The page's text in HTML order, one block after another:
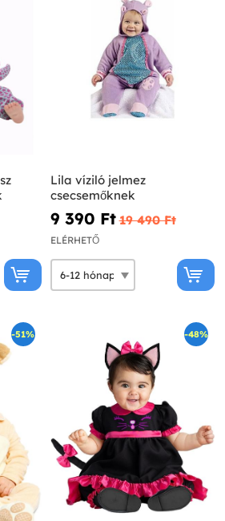
Lila víziló jelmez
csecsemőknek
9 390 Ft‎ 19 490 Ft‎
ELÉRHETŐ
-51% -48%